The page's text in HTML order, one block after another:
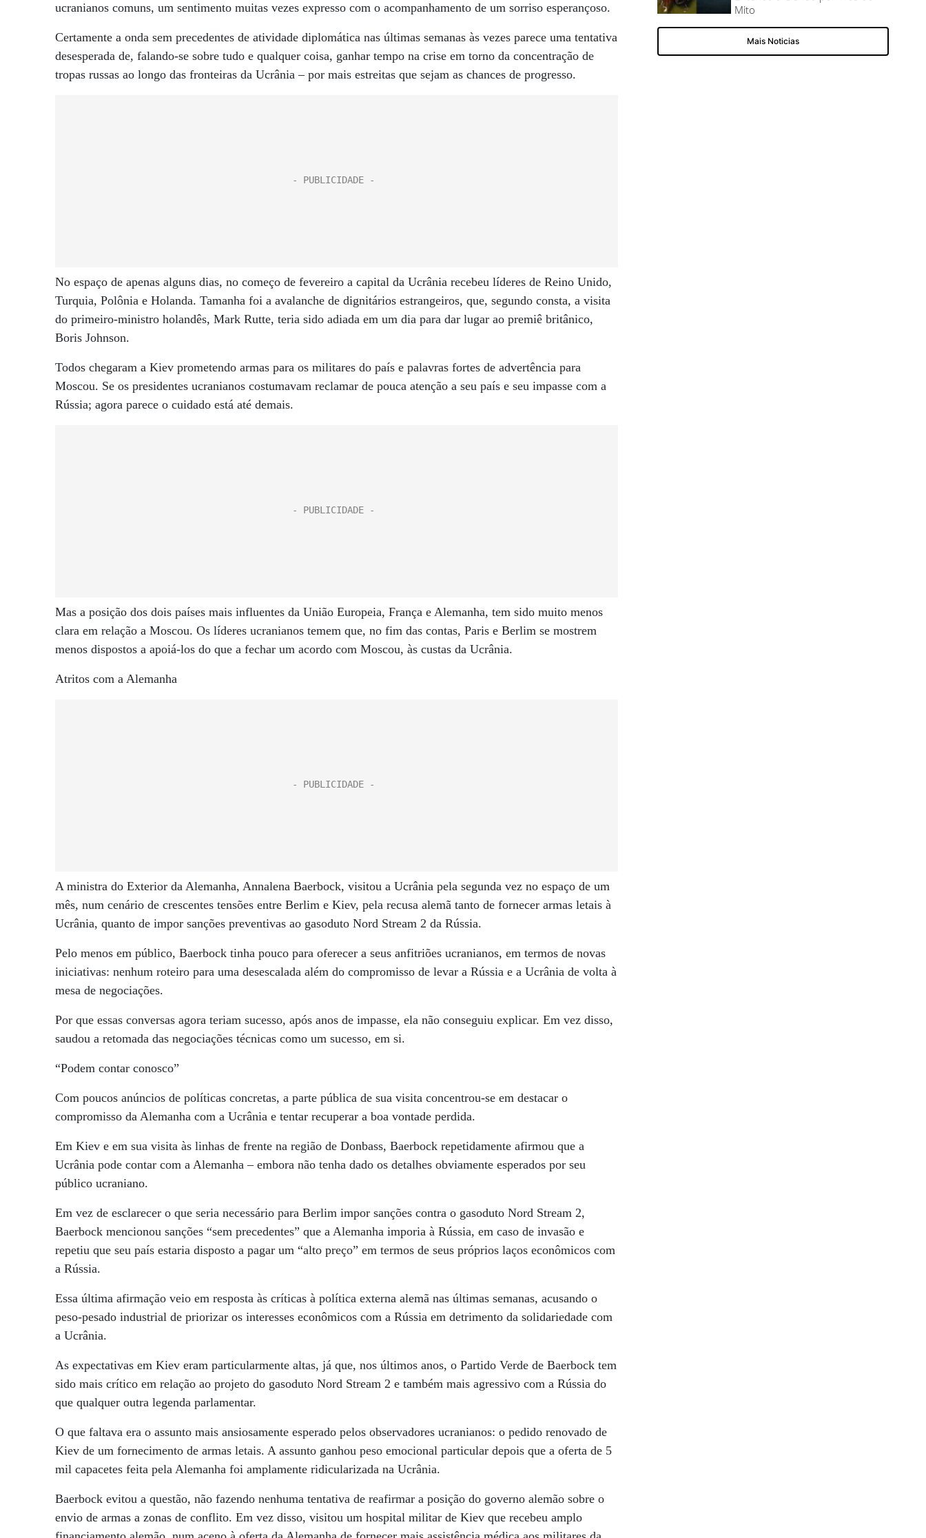
ucranianos comuns, um sentimento muitas vezes expresso com o acompanhamento de um sorriso esperançoso.
Certamente a onda sem precedentes de atividade diplomática nas últimas semanas às vezes parece uma tentativa
desesperada de, falando-se sobre tudo e qualquer coisa, ganhar tempo na crise em torno da concentração de
tropas russas ao longo das fronteiras da Ucrânia – por mais estreitas que sejam as chances de progresso.
No espaço de apenas alguns dias, no começo de fevereiro a capital da Ucrânia recebeu líderes de Reino Unido,
Turquia, Polônia e Holanda. Tamanha foi a avalanche de dignitários estrangeiros, que, segundo consta, a visita
do primeiro-ministro holandês, Mark Rutte, teria sido adiada em um dia para dar lugar ao premiê britânico,
Boris Johnson.
Todos chegaram a Kiev prometendo armas para os militares do país e palavras fortes de advertência para
Moscou. Se os presidentes ucranianos costumavam reclamar de pouca atenção a seu país e seu impasse com a
Rússia; agora parece o cuidado está até demais.
Mas a posição dos dois países mais influentes da União Europeia, França e Alemanha, tem sido muito menos
clara em relação a Moscou. Os líderes ucranianos temem que, no fim das contas, Paris e Berlim se mostrem
menos dispostos a apoiá-los do que a fechar um acordo com Moscou, às custas da Ucrânia.
Atritos com a Alemanha
A ministra do Exterior da Alemanha, Annalena Baerbock, visitou a Ucrânia pela segunda vez no espaço de um
mês, num cenário de crescentes tensões entre Berlim e Kiev, pela recusa alemã tanto de fornecer armas letais à
Ucrânia, quanto de impor sanções preventivas ao gasoduto Nord Stream 2 da Rússia.
Pelo menos em público, Baerbock tinha pouco para oferecer a seus anfitriões ucranianos, em termos de novas
iniciativas: nenhum roteiro para uma desescalada além do compromisso de levar a Rússia e a Ucrânia de volta à
mesa de negociações.
Por que essas conversas agora teriam sucesso, após anos de impasse, ela não conseguiu explicar. Em vez disso,
saudou a retomada das negociações técnicas como um sucesso, em si.
“Podem contar conosco”
Com poucos anúncios de políticas concretas, a parte pública de sua visita concentrou-se em destacar o
compromisso da Alemanha com a Ucrânia e tentar recuperar a boa vontade perdida.
Em Kiev e em sua visita às linhas de frente na região de Donbass, Baerbock repetidamente afirmou que a
Ucrânia pode contar com a Alemanha – embora não tenha dado os detalhes obviamente esperados por seu
público ucraniano.
Em vez de esclarecer o que seria necessário para Berlim impor sanções contra o gasoduto Nord Stream 2,
Baerbock mencionou sanções “sem precedentes” que a Alemanha imporia à Rússia, em caso de invasão e
repetiu que seu país estaria disposto a pagar um “alto preço” em termos de seus próprios laços econômicos com
a Rússia.
Essa última afirmação veio em resposta às críticas à política externa alemã nas últimas semanas, acusando o
peso-pesado industrial de priorizar os interesses econômicos com a Rússia em detrimento da solidariedade com
a Ucrânia.
As expectativas em Kiev eram particularmente altas, já que, nos últimos anos, o Partido Verde de Baerbock tem
sido mais crítico em relação ao projeto do gasoduto Nord Stream 2 e também mais agressivo com a Rússia do
que qualquer outra legenda parlamentar.
O que faltava era o assunto mais ansiosamente esperado pelos observadores ucranianos: o pedido renovado de
Kiev de um fornecimento de armas letais. A assunto ganhou peso emocional particular depois que a oferta de 5
mil capacetes feita pela Alemanha foi amplamente ridicularizada na Ucrânia.
Baerbock evitou a questão, não fazendo nenhuma tentativa de reafirmar a posição do governo alemão sobre o
envio de armas a zonas de conflito. Em vez disso, visitou um hospital militar de Kiev que recebeu amplo